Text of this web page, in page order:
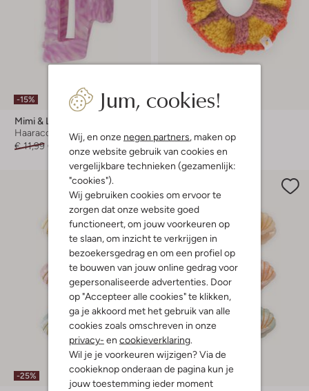
Jum, cookies!
Wij, en onze negen partners, maken op
onze website gebruik van cookies en
vergelijkbare technieken (gezamenlijk:
"cookies").
Wij gebruiken cookies om ervoor te
zorgen dat onze website goed
functioneert, om jouw voorkeuren op
te slaan, om inzicht te verkrijgen in
bezoekersgedrag en om een profiel op
te bouwen van jouw online gedrag voor
gepersonaliseerde advertenties. Door
op "Accepteer alle cookies" te klikken,
ga je akkoord met het gebruik van alle
cookies zoals omschreven in onze
privacy- en cookieverklaring.
Wil je je voorkeuren wijzigen? Via de
cookieknop onderaan de pagina kun je
jouw toestemming ieder moment
-15%
Mimi & Lula
Haaraccessoire
€ 11,99 € 9,99
Haaraccessoire
€ 12,99
-25%